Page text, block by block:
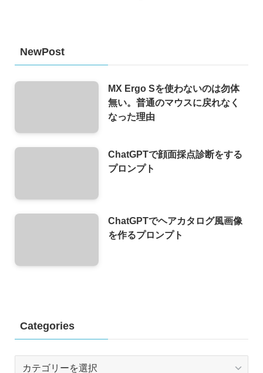
NewPost
MX Ergo Sを使わないのは勿体
無い。普通のマウスに戻れなく
なった理由
ChatGPTで顔面採点診断をする
プロンプト
ChatGPTでヘアカタログ風画像
を作るプロンプト
Categories
Categories